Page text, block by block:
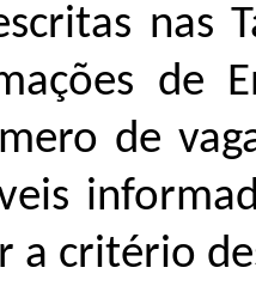
nas
de
de
a critério